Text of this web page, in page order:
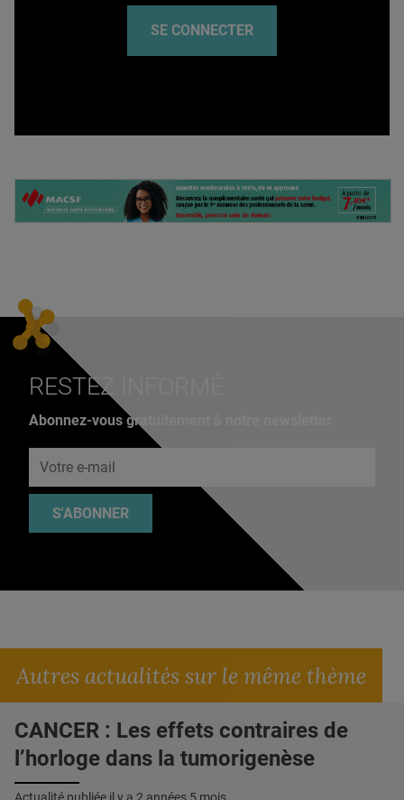
SE CONNECTER
RESTEZ INFORMÉ
Abonnez-vous gratuitement à notre newsletter
S'ABONNER
Autres actualités sur le même thème
CANCER : Les effets contraires de
l’horloge dans la tumorigenèse
Actualité publiée il y a 2 années 5 mois